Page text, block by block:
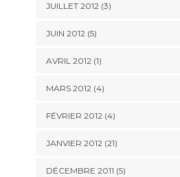
JUILLET 2012 (3)
JUIN 2012 (5)
AVRIL 2012 (1)
MARS 2012 (4)
FÉVRIER 2012 (4)
JANVIER 2012 (21)
DÉCEMBRE 2011 (5)